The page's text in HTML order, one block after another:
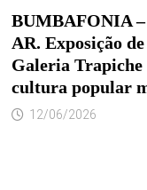
BUMBAFONIA
AR. Exposição
Galeria Trapiche
cultura popular
12/06/2026